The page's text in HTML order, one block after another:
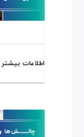
اطلاعات بیشتر